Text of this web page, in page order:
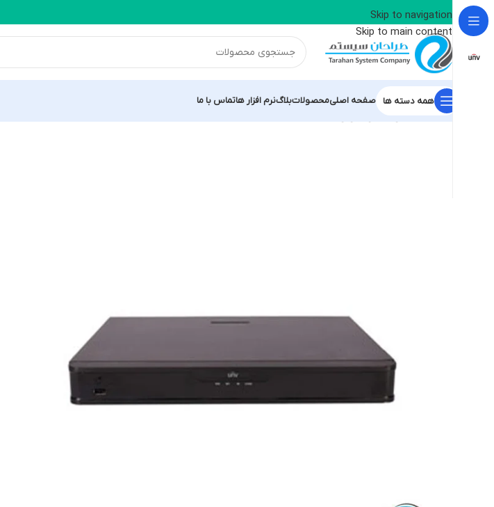
Skip to navigation
Skip to main content
📢 کانال بله طراحان سیستم آریا - نماینده رسمی محصولات یونی ویو
همه دسته ها صفحه اصلیمحصولاتبلاگنرم افزار هاتماس با ما
خانه/محصولات یونی ویو